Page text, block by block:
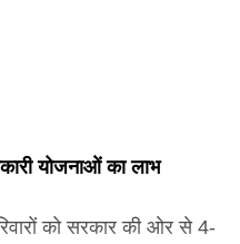
योजनाओं का लाभ
को सरकार की ओर से 4-